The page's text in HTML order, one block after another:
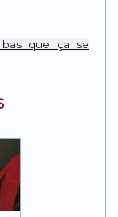
Linkque ça se